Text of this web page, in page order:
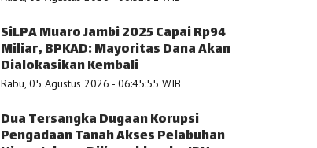
SiLPA Muaro Jambi 2025 Capai Rp94
Miliar, BPKAD: Mayoritas Dana Akan
Dialokasikan Kembali
Rabu, 05 Agustus 2026 - 06:45:55 WIB
Dua Tersangka Dugaan Korupsi
Pengadaan Tanah Akses Pelabuhan